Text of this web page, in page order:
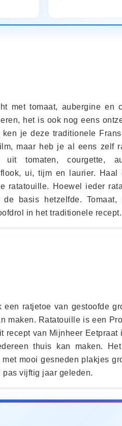
met tomaat, aubergine en
het is ook nog eens
je deze traditionele
maar heb je al eens zelf
uit tomaten, courgette,
ui, tijm en laurier.
ratatouille. Hoewel ieder
basis hetzelfde. Tomaat,
in het traditionele recept.
een ratjetoe van gestoofde
maken. Ratatouille is een
recept van Mijnheer Eetpraat
thuis kan maken.
mooi gesneden plakjes
pas vijftig jaar geleden.